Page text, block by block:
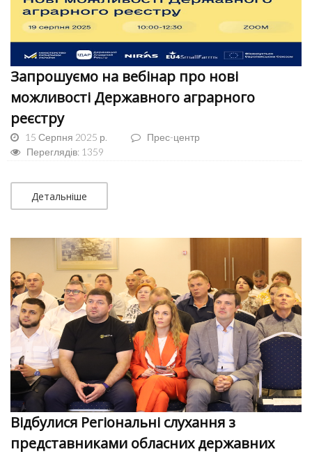
Запрошуємо на вебінар про нові
можливості Державного аграрного
реєстру
15 Серпня 2025 р.
Прес-центр
Переглядів: 1359
Детальніше
Відбулися Регіональні слухання з
представниками обласних державних